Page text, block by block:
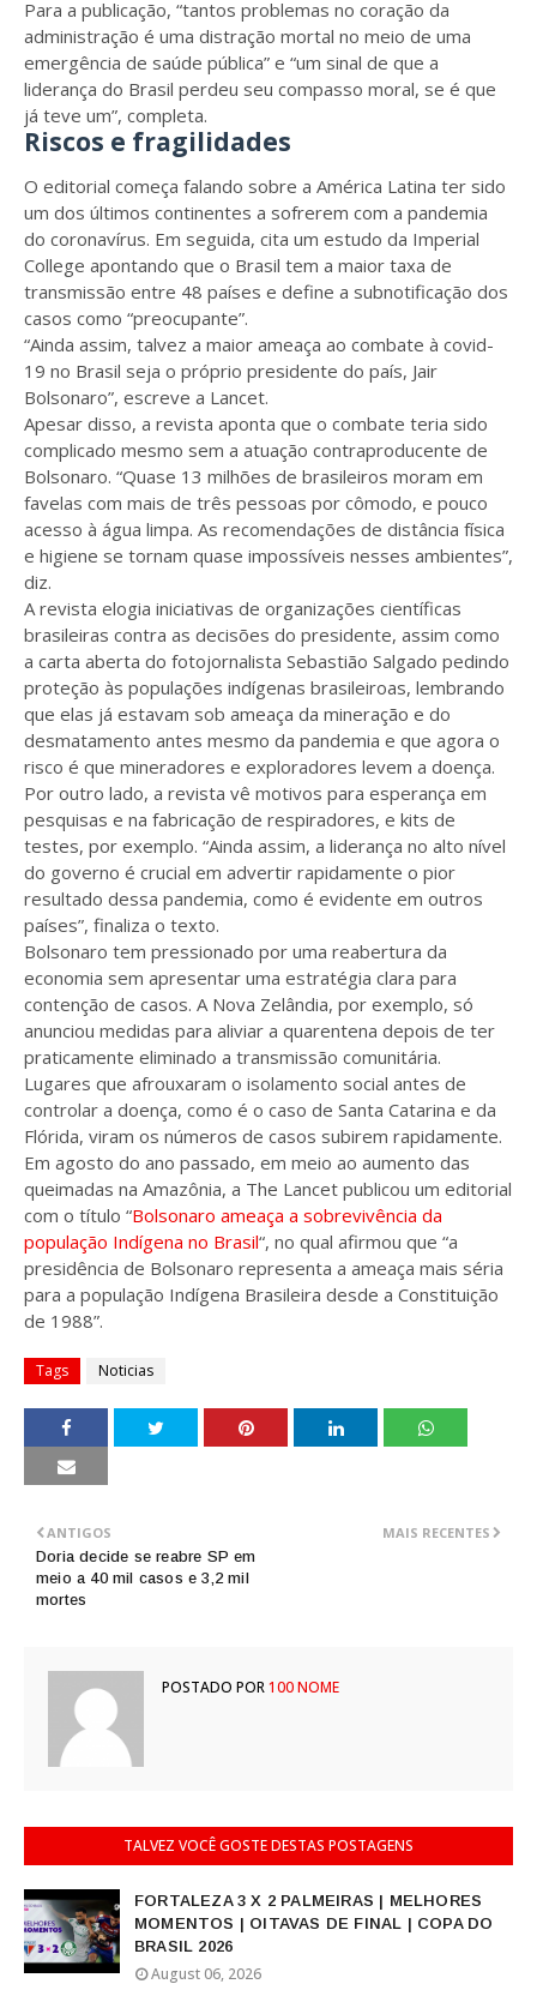
Para a publicação, “tantos problemas no coração da
administração é uma distração mortal no meio de uma
emergência de saúde pública” e “um sinal de que a
liderança do Brasil perdeu seu compasso moral, se é que
já teve um”, completa.
Riscos e fragilidades
O editorial começa falando sobre a América Latina ter sido
um dos últimos continentes a sofrerem com a pandemia
do coronavírus. Em seguida, cita um estudo da Imperial
College apontando que o Brasil tem a maior taxa de
transmissão entre 48 países e define a subnotificação dos
casos como “preocupante”.
“Ainda assim, talvez a maior ameaça ao combate à covid-
19 no Brasil seja o próprio presidente do país, Jair
Bolsonaro”, escreve a Lancet.
Apesar disso, a revista aponta que o combate teria sido
complicado mesmo sem a atuação contraproducente de
Bolsonaro. “Quase 13 milhões de brasileiros moram em
favelas com mais de três pessoas por cômodo, e pouco
acesso à água limpa. As recomendações de distância física
e higiene se tornam quase impossíveis nesses ambientes”,
diz.
A revista elogia iniciativas de organizações científicas
brasileiras contra as decisões do presidente, assim como
a carta aberta do fotojornalista Sebastião Salgado pedindo
proteção às populações indígenas brasileiroas, lembrando
que elas já estavam sob ameaça da mineração e do
desmatamento antes mesmo da pandemia e que agora o
risco é que mineradores e exploradores levem a doença.
Por outro lado, a revista vê motivos para esperança em
pesquisas e na fabricação de respiradores, e kits de
testes, por exemplo. “Ainda assim, a liderança no alto nível
do governo é crucial em advertir rapidamente o pior
resultado dessa pandemia, como é evidente em outros
países”, finaliza o texto.
Bolsonaro tem pressionado por uma reabertura da
economia sem apresentar uma estratégia clara para
contenção de casos. A Nova Zelândia, por exemplo, só
anunciou medidas para aliviar a quarentena depois de ter
praticamente eliminado a transmissão comunitária.
Lugares que afrouxaram o isolamento social antes de
controlar a doença, como é o caso de Santa Catarina e da
Flórida, viram os números de casos subirem rapidamente.
Em agosto do ano passado, em meio ao aumento das
queimadas na Amazônia, a The Lancet publicou um editorial
com o título “Bolsonaro ameaça a sobrevivência da
população Indígena no Brasil“, no qual afirmou que “a
presidência de Bolsonaro representa a ameaça mais séria
para a população Indígena Brasileira desde a Constituição
de 1988”.
Tags Noticias
MAIS RECENTES
ANTIGOS
Doria decide se reabre SP em
meio a 40 mil casos e 3,2 mil
mortes
POSTADO POR100 NOME
TALVEZ VOCÊ GOSTE DESTAS POSTAGENS
FORTALEZA 3 X 2 PALMEIRAS | MELHORES
MOMENTOS | OITAVAS DE FINAL | COPA DO
BRASIL 2026
August 06, 2026